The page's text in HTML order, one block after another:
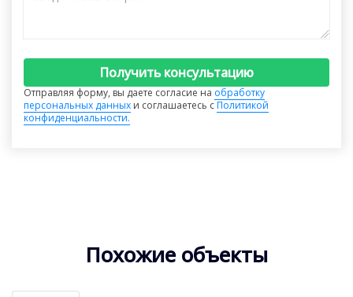
Получить консультацию
Отправляя форму, вы даете согласие на обработку
персональных данных и соглашаетесь сПолитикой
конфиденциальности.
Похожие объекты